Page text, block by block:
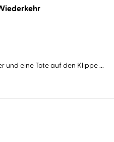
und eine Tote auf den Klippe ...